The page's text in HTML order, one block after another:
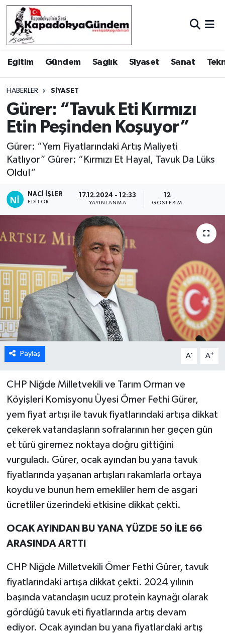
Eğitim Gündem Sağlık Siyaset Sanat
HABERLER SIYASET
Gürer: “Tavuk Eti Kırmızı
Etin Peşinden Koşuyor”
Gürer: “Yem Fiyatlarındaki Artış Maliyeti
Katlıyor” Gürer: “Kırmızı Et Hayal, Tavuk Da Lüks
Oldu!”
NACI İŞLER
EDITÖR
17.12.2024 - 12:33
YAYINLANMA
12
GÖSTERIM
Paylaş A- A+
CHP Niğde Milletvekili ve Tarım Orman ve
Köyişleri Komisyonu Üyesi Ömer Fethi Gürer,
yem fiyat artışı ile tavuk fiyatlarındaki artışa dikkat
çekerek vatandaşların sofralarının her geçen gün
et türü giremez noktaya doğru gittiğini
vurguladı. Gürer, ocak ayından bu yana tavuk
fiyatlarında yaşanan artışları rakamlarla ortaya
koydu ve bunun hem emekliler hem de asgari
ücretliler üzerindeki etkisine dikkat çekti.
OCAK AYINDAN BU YANA YÜZDE 50 İLE 66
ARASINDA ARTTI
CHP Niğde Milletvekili Ömer Fethi Gürer, tavuk
fiyatlarındaki artışa dikkat çekti. 2024 yılının
başında vatandaşın ucuz protein kaynağı olarak
gördüğü tavuk eti fiyatlarında artış devam
ediyor. Ocak ayından bu yana fiyatlardaki artış
Hava Durumu
Trafik Durumu
Süper Lig Puan Durumu ve Fikstür
Tüm Manşetler
Haber Arşivi